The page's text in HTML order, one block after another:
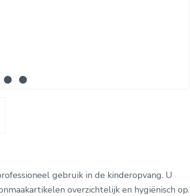
gebruik in de kinderopvang. U
overzichtelijk en hygiënisch op.